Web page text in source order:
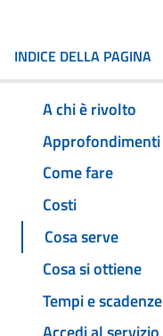
INDICE DELLA PAGINA
A chi è rivolto
Approfondimenti
Come fare
Costi
Cosa serve
Cosa si ottiene
Tempi e scadenze